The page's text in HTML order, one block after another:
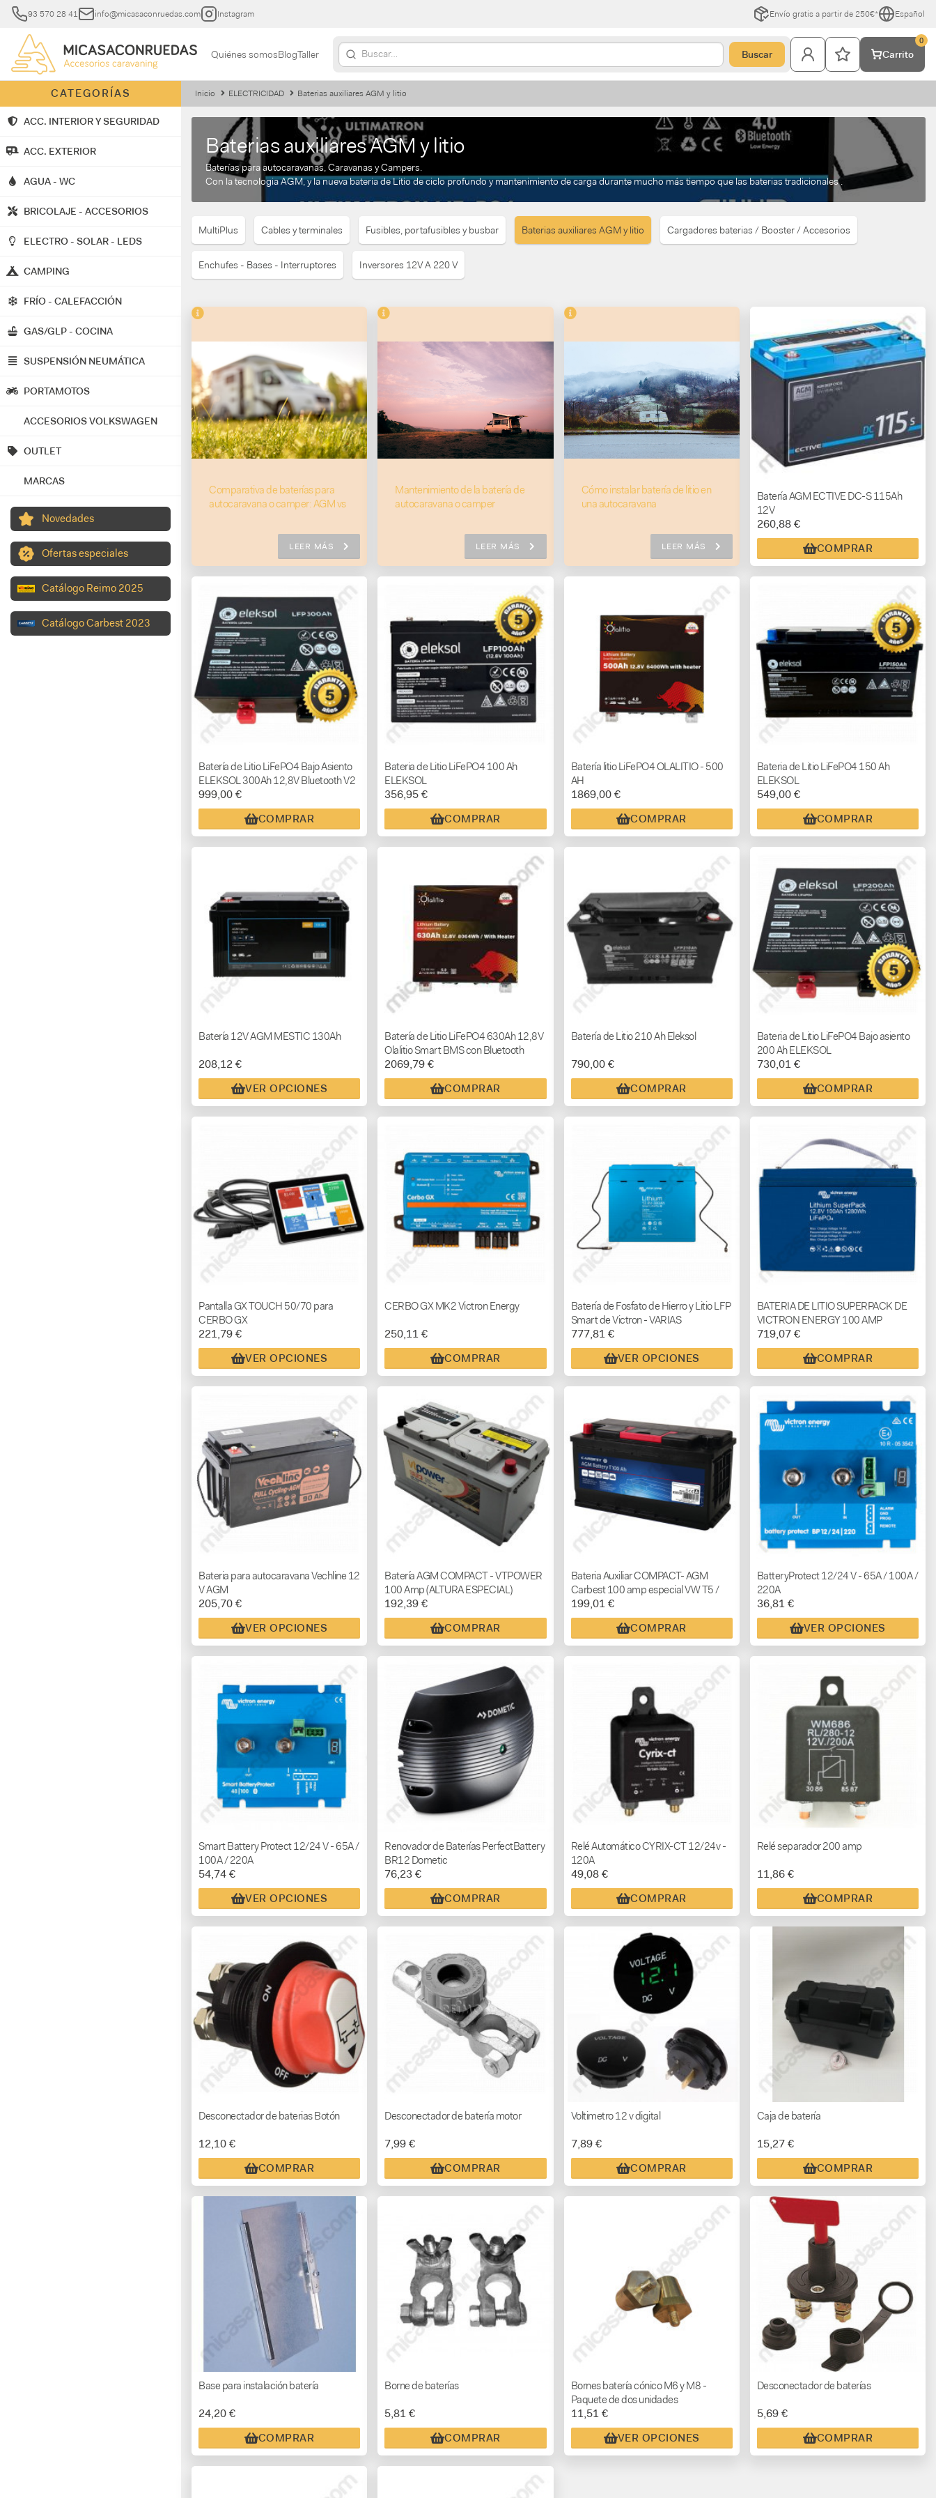
93 570 28 41 info@micasaconruedas.com Instagram Envío gratis a partir de 250€* Español
Quiénes somosBlogTaller Buscar Carrito
0
CATEGORÍAS
ACC. INTERIOR Y SEGURIDAD
ACC. EXTERIOR
AGUA - WC
BRICOLAJE - ACCESORIOS
ELECTRO - SOLAR - LEDS
CAMPING
FRÍO - CALEFACCIÓN
GAS/GLP - COCINA
SUSPENSIÓN NEUMÁTICA
PORTAMOTOS
ACCESORIOS VOLKSWAGEN
OUTLET
MARCAS
Novedades
Ofertas especiales
Catálogo Reimo 2025
Catálogo Carbest 2023
Inicio ELECTRICIDAD Baterias auxiliares AGM y litio
Baterias auxiliares AGM y litio
Baterías para autocaravanas, Caravanas y Campers.
Con la tecnologia AGM, y la nueva bateria de Litio de ciclo profundo y mantenimiento de carga durante mucho más tiempo que las baterias tradicionales .
MultiPlus Cables y terminales Fusibles, portafusibles y busbar Baterias auxiliares AGM y litio Cargadores baterias / Booster / Accesorios
Enchufes - Bases - Interruptores Inversores 12V A 220 V
Comparativa de baterías para
autocaravana o camper: AGM vs
LEER MÁS
Mantenimiento de la batería de
autocaravana o camper
LEER MÁS
Cómo instalar batería de litio en
una autocaravana
LEER MÁS
Batería AGM ECTIVE DC-S 115Ah
12V
260,88 €
COMPRAR
Batería de Litio LiFePO4 Bajo Asiento
ELEKSOL 300Ah 12,8V Bluetooth V2
999,00 €
COMPRAR
Bateria de Litio LiFePO4 100 Ah
ELEKSOL
356,95 €
COMPRAR
Batería litio LiFePO4 OLALITIO - 500
AH
1869,00 €
COMPRAR
Bateria de Litio LiFePO4 150 Ah
ELEKSOL
549,00 €
COMPRAR
Batería 12V AGM MESTIC 130Ah
208,12 €
VER OPCIONES
Batería de Litio LiFePO4 630Ah 12,8V
Olalitio Smart BMS con Bluetooth
2069,79 €
COMPRAR
Batería de Litio 210 Ah Eleksol
790,00 €
COMPRAR
Bateria de Litio LiFePO4 Bajo asiento
200 Ah ELEKSOL
730,01 €
COMPRAR
Pantalla GX TOUCH 50/70 para
CERBO GX
221,79 €
VER OPCIONES
CERBO GX MK2 Victron Energy
250,11 €
COMPRAR
Batería de Fosfato de Hierro y Litio LFP
Smart de Victron - VARIAS
CAPACIDADES
777,81 €
VER OPCIONES
BATERIA DE LITIO SUPERPACK DE
VICTRON ENERGY 100 AMP
719,07 €
COMPRAR
Bateria para autocaravana Vechline 12
V AGM
205,70 €
VER OPCIONES
Batería AGM COMPACT - VTPOWER
100 Amp (ALTURA ESPECIAL)
192,39 €
COMPRAR
Bateria Auxiliar COMPACT- AGM
Carbest 100 amp especial VW T5 /
T6
199,01 €
COMPRAR
BatteryProtect 12/24 V - 65A / 100A /
220A
36,81 €
VER OPCIONES
Smart Battery Protect 12/24 V - 65A /
100A / 220A
54,74 €
VER OPCIONES
Renovador de Baterías PerfectBattery
BR12 Dometic
76,23 €
COMPRAR
Relé Automático CYRIX-CT 12/24v -
120A
49,08 €
COMPRAR
Relé separador 200 amp
11,86 €
COMPRAR
Desconectador de baterias Botón
12,10 €
COMPRAR
Desconectador de batería motor
7,99 €
COMPRAR
Voltimetro 12 v digital
7,89 €
COMPRAR
Caja de batería
15,27 €
COMPRAR
Base para instalación batería
24,20 €
COMPRAR
Borne de baterías
5,81 €
COMPRAR
Bornes batería cónico M6 y M8 -
Paquete de dos unidades
11,51 €
VER OPCIONES
Desconectador de baterías
5,69 €
COMPRAR